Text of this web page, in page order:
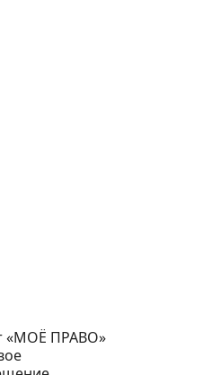
«МОЁ ПРАВО»